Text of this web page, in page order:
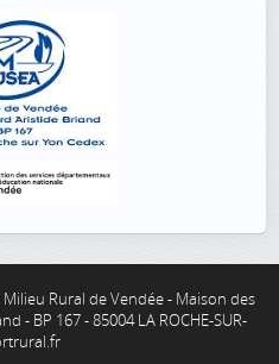
Rural de Vendée - Maison des
- BP 167 - 85004 LA ROCHE-SUR-